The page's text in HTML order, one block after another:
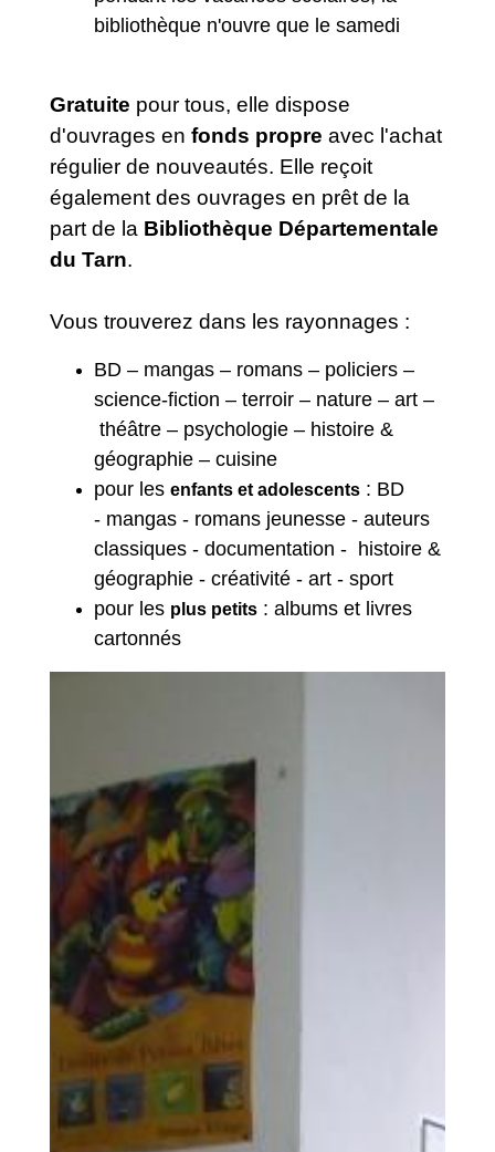
bibliothèque n'ouvre que le samedi
Gratuite pour tous, elle dispose
d'ouvrages en fonds propre avec l'achat
régulier de nouveautés. Elle reçoit
également des ouvrages en prêt de la
part de la Bibliothèque Départementale
du Tarn.
Vous trouverez dans les rayonnages :
BD – mangas – romans – policiers –
science-fiction – terroir – nature – art –
théâtre – psychologie – histoire &
géographie – cuisine
pour les enfants et adolescents : BD
- mangas - romans jeunesse - auteurs
classiques - documentation - histoire &
géographie - créativité - art - sport
pour les plus petits : albums et livres
cartonnés